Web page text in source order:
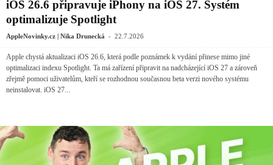
iOS 26.6 připravuje iPhony na iOS 27. Systém
optimalizuje Spotlight
AppleNovinky.cz | Nika Drunecká - 22.7.2026
Apple chystá aktualizaci iOS 26.6, která podle poznámek k vydání přinese mimo jiné
optimalizaci indexu Spotlight. Ta má zařízení připravit na nadcházející iOS 27 a zároveň
zřejmě pomoci uživatelům, kteří se rozhodnou současnou beta verzi nového systému
neinstalovat. iOS 27...